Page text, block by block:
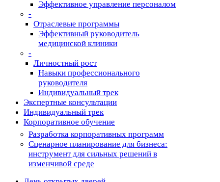
Эффективное управление персоналом
-
Отраслевые программы
Эффективный руководитель
медицинской клиники
-
Личностный рост
Навыки профессионального
руководителя
Индивидуальный трек
Экспертные консультации
Индивидуальный трек
Корпоративное обучение
Разработка корпоративных программ
Сценарное планирование для бизнеса:
инструмент для сильных решений в
изменчивой среде